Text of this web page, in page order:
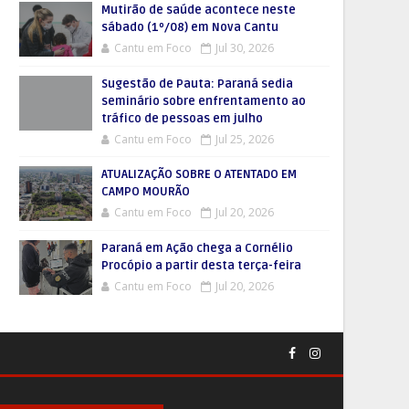
Mutirão de saúde acontece neste
sábado (1º/08) em Nova Cantu
Cantu em Foco Jul 30, 2026
Sugestão de Pauta: Paraná sedia
seminário sobre enfrentamento ao
tráfico de pessoas em julho
Cantu em Foco Jul 25, 2026
ATUALIZAÇÃO SOBRE O ATENTADO EM
CAMPO MOURÃO
Cantu em Foco Jul 20, 2026
Paraná em Ação chega a Cornélio
Procópio a partir desta terça-feira
Cantu em Foco Jul 20, 2026